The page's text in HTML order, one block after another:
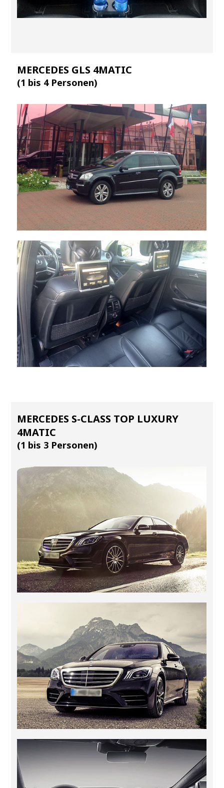
MERCEDES GLS 4MATIC
(1 bis 4 Personen)
MERCEDES S-CLASS TOP LUXURY
4MATIC
(1 bis 3 Personen)